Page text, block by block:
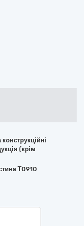
конструкційні
(крім
Т0910